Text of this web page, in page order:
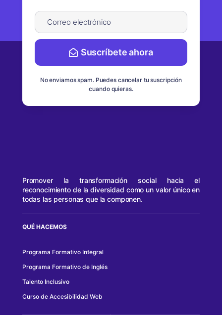
Suscríbete ahora
No enviamos spam. Puedes cancelar tu suscripción
cuando quieras.
Promover la transformación social hacia el
reconocimiento de la diversidad como un valor único en
todas las personas que la componen.
QUÉ HACEMOS
Programa Formativo Integral
Programa Formativo de Inglés
Talento Inclusivo
Curso de Accesibilidad Web